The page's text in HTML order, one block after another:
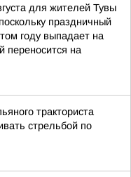
для жителей Тувы
праздничный
году выпадает на
переносится на
тракториста
стрельбой по